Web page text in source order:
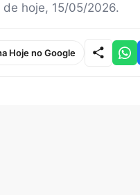
hoje, 15/05/2026.
Hoje no Google